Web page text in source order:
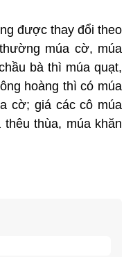
được thay đổi theo
múa cờ, múa
bà thì múa quạt,
hoàng thì có múa
cờ; giá các cô múa
thùa, múa khăn